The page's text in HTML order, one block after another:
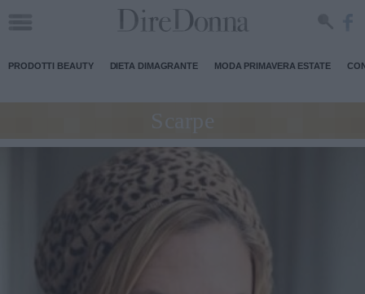
PRODOTTI BEAUTY DIETA DIMAGRANTE MODA PRIMAVERA ESTATE
Scarpe